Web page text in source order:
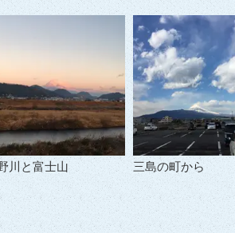
川と富士山 三島の町から